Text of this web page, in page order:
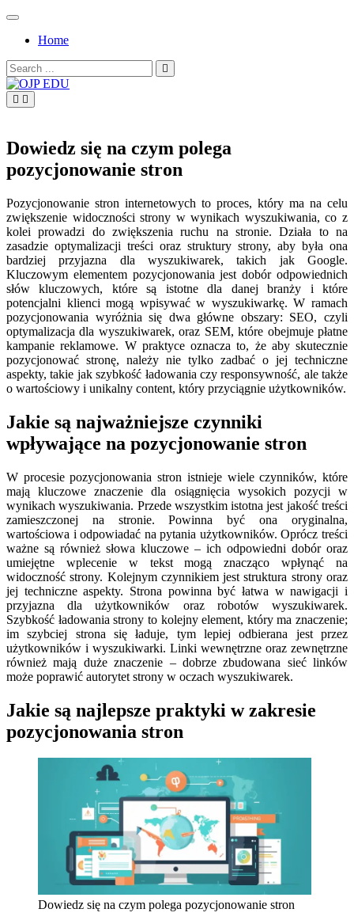
Skip
contentHome
Search
for:
Dowiedz się na czym polega
pozycjonowanie stron
Pozycjonowanie stron internetowych to proces, który ma na celu
zwiększenie widoczności strony w wynikach wyszukiwania, co z
kolei prowadzi do zwiększenia ruchu na stronie. Działa to na
zasadzie optymalizacji treści oraz struktury strony, aby była ona
bardziej przyjazna dla wyszukiwarek, takich jak Google.
Kluczowym elementem pozycjonowania jest dobór odpowiednich
słów kluczowych, które są istotne dla danej branży i które
potencjalni klienci mogą wpisywać w wyszukiwarkę. W ramach
pozycjonowania wyróżnia się dwa główne obszary: SEO, czyli
optymalizacja dla wyszukiwarek, oraz SEM, które obejmuje płatne
kampanie reklamowe. W praktyce oznacza to, że aby skutecznie
pozycjonować stronę, należy nie tylko zadbać o jej techniczne
aspekty, takie jak szybkość ładowania czy responsywność, ale także
o wartościowy i unikalny content, który przyciągnie użytkowników.
Jakie są najważniejsze czynniki
wpływające na pozycjonowanie stron
W procesie pozycjonowania stron istnieje wiele czynników, które
mają kluczowe znaczenie dla osiągnięcia wysokich pozycji w
wynikach wyszukiwania. Przede wszystkim istotna jest jakość treści
zamieszczonej na stronie. Powinna być ona oryginalna,
wartościowa i odpowiadać na pytania użytkowników. Oprócz treści
ważne są również słowa kluczowe – ich odpowiedni dobór oraz
umiejętne wplecenie w tekst mogą znacząco wpłynąć na
widoczność strony. Kolejnym czynnikiem jest struktura strony oraz
jej techniczne aspekty. Strona powinna być łatwa w nawigacji i
przyjazna dla użytkowników oraz robotów wyszukiwarek.
Szybkość ładowania strony to kolejny element, który ma znaczenie;
im szybciej strona się ładuje, tym lepiej odbierana jest przez
użytkowników i wyszukiwarki. Linki wewnętrzne oraz zewnętrzne
również mają duże znaczenie – dobrze zbudowana sieć linków
może poprawić autorytet strony w oczach wyszukiwarek.
Jakie są najlepsze praktyki w zakresie
pozycjonowania stron
Dowiedz się na czym polega pozycjonowanie stron